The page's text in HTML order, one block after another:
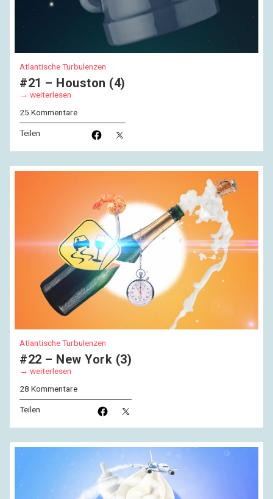
Atlantische Turbulenzen
#21 – Houston (4)
weiterlesen
25 Kommentare
Teilen
Atlantische Turbulenzen
#22 – New York (3)
weiterlesen
28 Kommentare
Teilen